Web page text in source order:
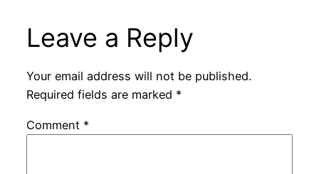
Leave a Reply
Your email address will not be published.
Required fields are marked *
Comment *